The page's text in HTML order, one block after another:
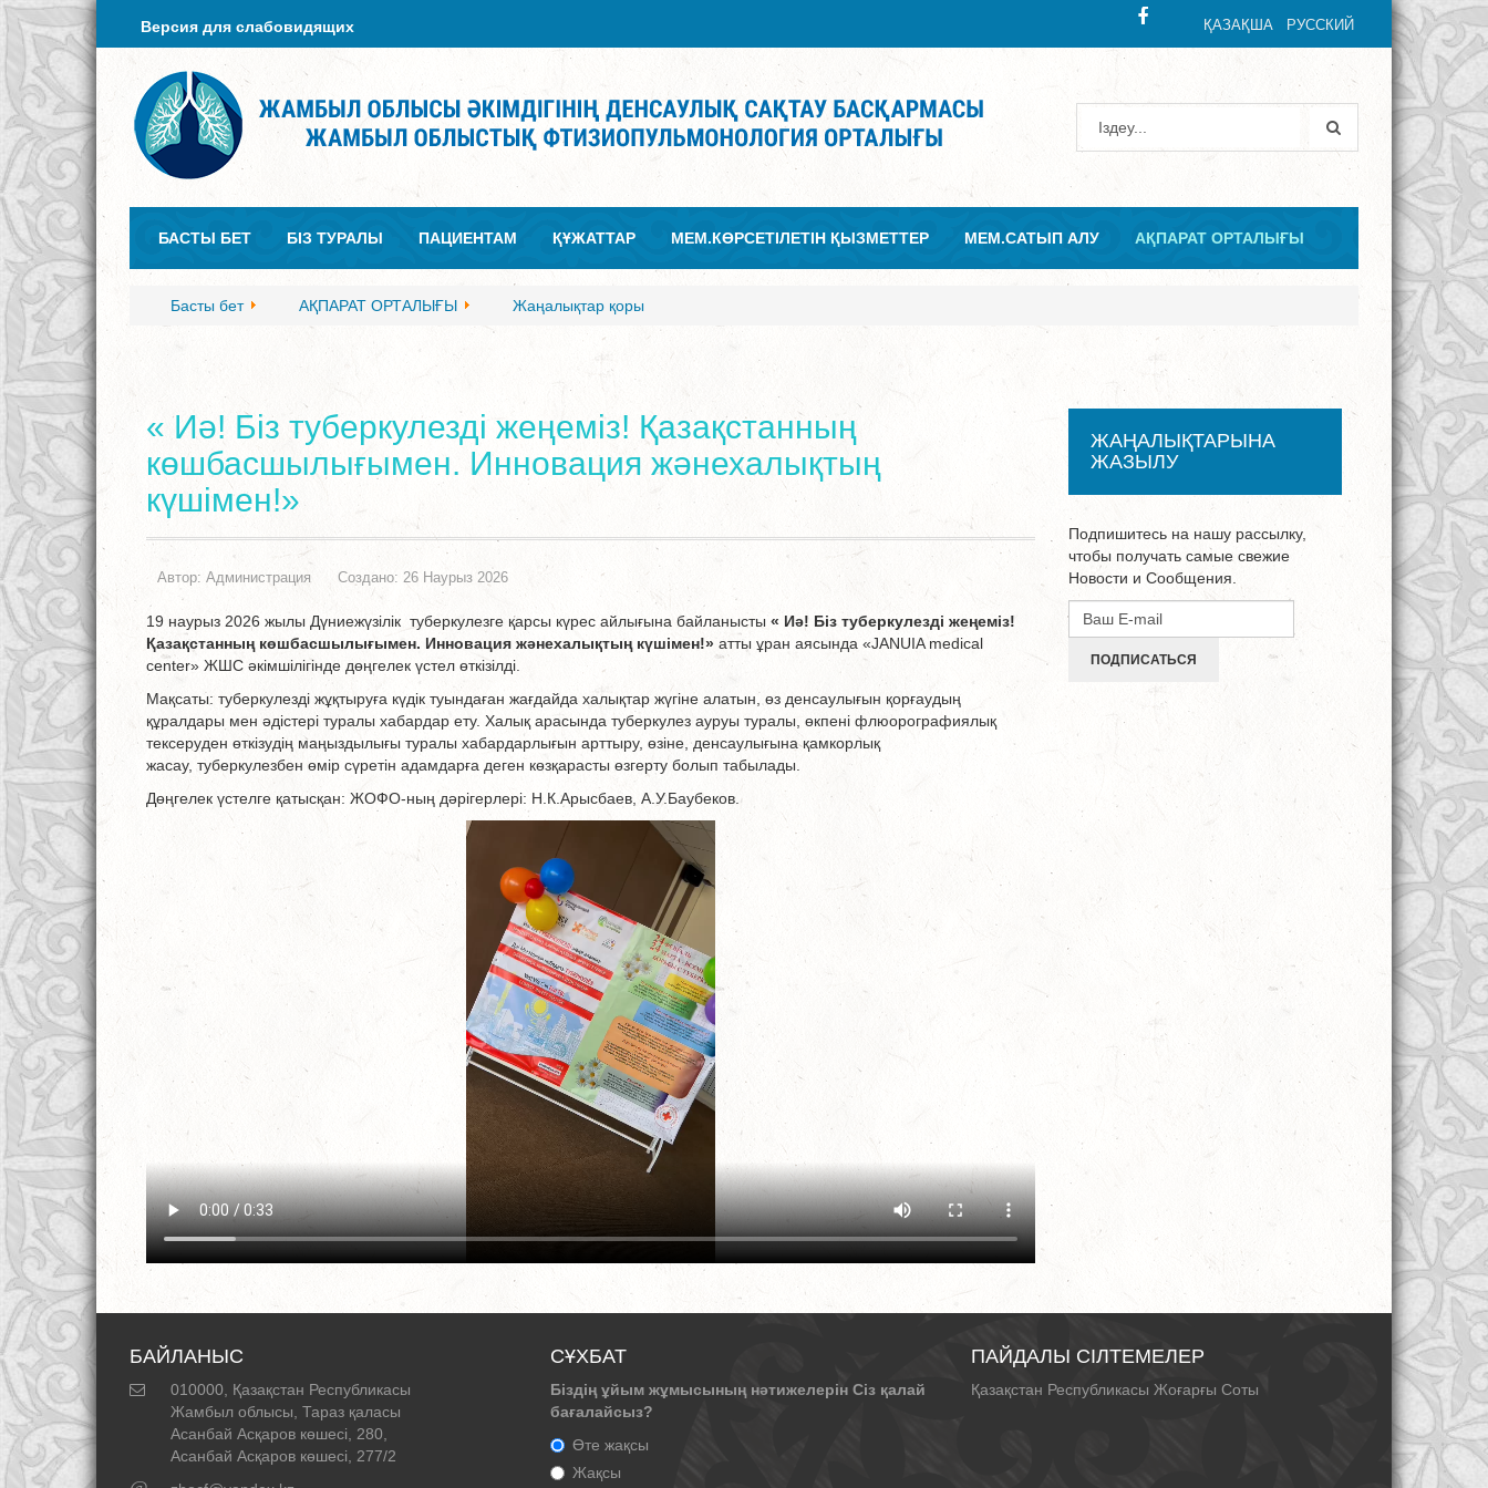
Версия для слабовидящих ҚАЗАҚША РУССКИЙ
БАСТЫ БЕТ БІЗ ТУРАЛЫ ПАЦИЕНТАМ ҚҰЖАТТАР МЕМ.КӨРСЕТІЛЕТІН ҚЫЗМЕТТЕР МЕМ.САТЫП АЛУ АҚПАРАТ ОРТАЛЫҒЫ
Басты бет АҚПАРАТ ОРТАЛЫҒЫ Жаңалықтар қоры
« Иә! Біз туберкулезді жеңеміз! Қазақстанның
көшбасшылығымен. Инновация жәнехалықтың
күшімен!»
Автор: Администрация Создано: 26 Наурыз 2026
19 наурыз 2026 жылы Дүниежүзілік туберкулезге қарсы күрес айлығына байланысты « Иә! Біз туберкулезді жеңеміз!
Қазақстанның көшбасшылығымен. Инновация жәнехалықтың күшімен!» атты ұран аясында «JANUIA medical
center» ЖШС әкімшілігінде дөңгелек үстел өткізілді.
Мақсаты: туберкулезді жұқтыруға күдік туындаған жағдайда халықтар жүгіне алатын, өз денсаулығын қорғаудың
құралдары мен әдістері туралы хабардар ету. Халық арасында туберкулез ауруы туралы, өкпені флюорографиялық
тексеруден өткізудің маңыздылығы туралы хабардарлығын арттыру, өзіне, денсаулығына қамкорлық
жасау, туберкулезбен өмір сүретін адамдарға деген көзқарасты өзгерту болып табылады.
Дөңгелек үстелге қатысқан: ЖОФО-ның дәрігерлері: Н.К.Арысбаев, А.У.Баубеков.
ЖАҢАЛЫҚТАРЫНА
ЖАЗЫЛУ
Подпишитесь на нашу рассылку,
чтобы получать самые свежие
Новости и Сообщения.
ПОДПИСАТЬСЯ
БАЙЛАНЫС
010000, Қазақстан Республикасы
Жамбыл облысы, Тараз қаласы
Асанбай Асқаров көшесі, 280,
Асанбай Асқаров көшесі, 277/2
СҰХБАТ
Біздің ұйым жұмысының нәтижелерін Сіз қалай
бағалайсыз?
Өте жақсы
Жақсы
ПАЙДАЛЫ СІЛТЕМЕЛЕР
Қазақстан Республикасы Жоғарғы Соты